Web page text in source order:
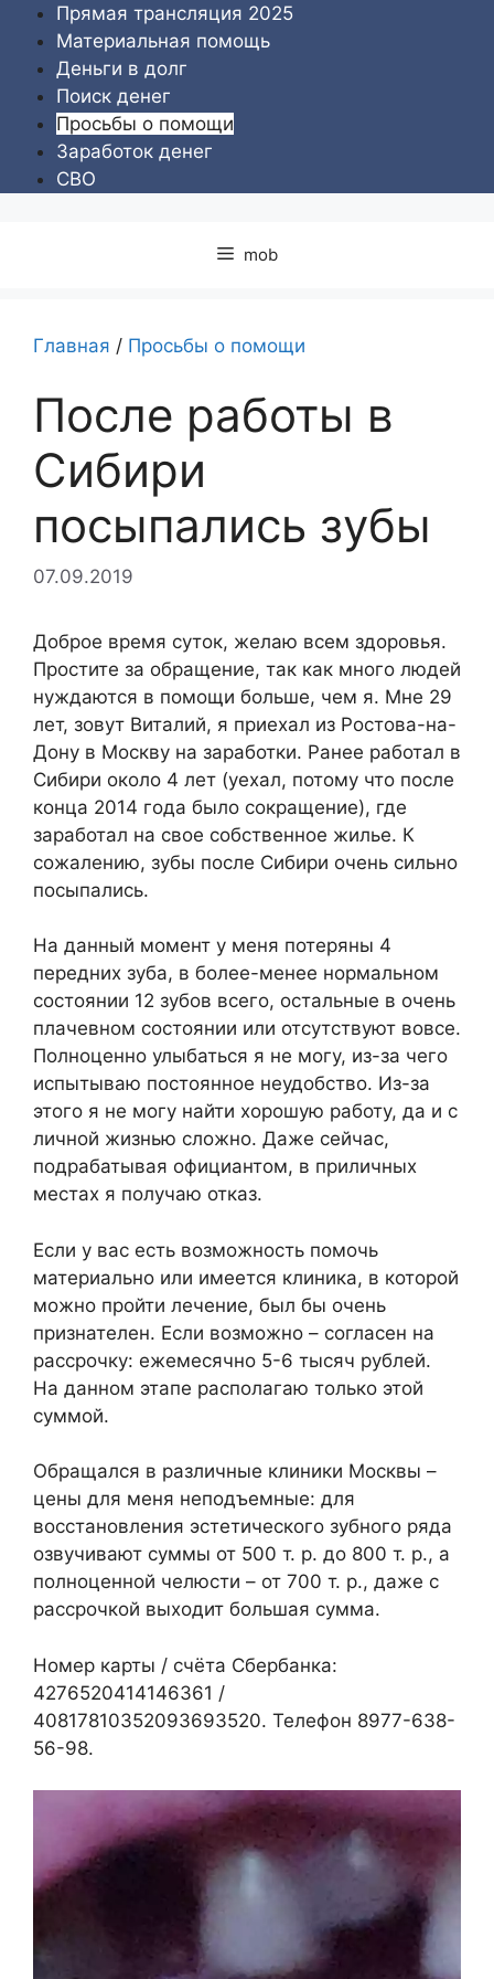
Перейти
содержимому
Прямая трансляция 2025
Материальная помощь
Деньги в долг
Поиск денег
Просьбы о помощи
Заработок денег
СВО
mob
Главная / Просьбы о помощи
После работы в
Сибири
посыпались зубы
07.09.2019
Доброе время суток, желаю всем здоровья.
Простите за обращение, так как много людей
нуждаются в помощи больше, чем я. Мне 29
лет, зовут Виталий, я приехал из Ростова-на-
Дону в Москву на заработки. Ранее работал в
Сибири около 4 лет (уехал, потому что после
конца 2014 года было сокращение), где
заработал на свое собственное жилье. К
сожалению, зубы после Сибири очень сильно
посыпались.
На данный момент у меня потеряны 4
передних зуба, в более-менее нормальном
состоянии 12 зубов всего, остальные в очень
плачевном состоянии или отсутствуют вовсе.
Полноценно улыбаться я не могу, из-за чего
испытываю постоянное неудобство. Из-за
этого я не могу найти хорошую работу, да и с
личной жизнью сложно. Даже сейчас,
подрабатывая официантом, в приличных
местах я получаю отказ.
Если у вас есть возможность помочь
материально или имеется клиника, в которой
можно пройти лечение, был бы очень
признателен. Если возможно – согласен на
рассрочку: ежемесячно 5-6 тысяч рублей.
На данном этапе располагаю только этой
суммой.
Обращался в различные клиники Москвы –
цены для меня неподъемные: для
восстановления эстетического зубного ряда
озвучивают суммы от 500 т. р. до 800 т. р., а
полноценной челюсти – от 700 т. р., даже с
рассрочкой выходит большая сумма.
Номер карты / счёта Сбербанка:
4276520414146361 /
40817810352093693520. Телефон 8977-638-
56-98.